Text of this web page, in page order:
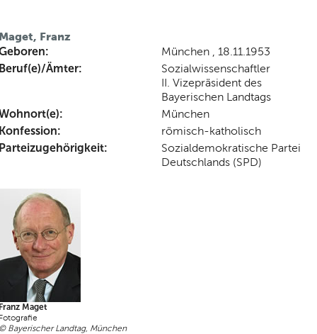
Franz
München , 18.11.1953
Ämter:
Sozialwissenschaftler
II. Vizepräsident des
Bayerischen Landtags
München
römisch-katholisch
Sozialdemokratische Partei
Deutschlands (SPD)
Maget
Bayerischer Landtag, München